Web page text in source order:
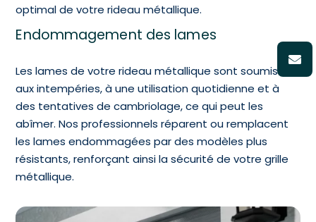
optimal de votre rideau métallique.
Endommagement des lames
Les lames de votre rideau métallique sont soumises
aux intempéries, à une utilisation quotidienne et à
des tentatives de cambriolage, ce qui peut les
abîmer. Nos professionnels réparent ou remplacent
les lames endommagées par des modèles plus
résistants, renforçant ainsi la sécurité de votre grille
métallique.